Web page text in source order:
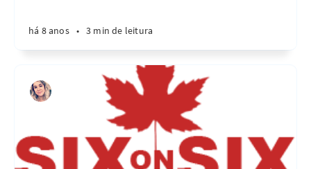
há 8 anos • 3 min de leitura